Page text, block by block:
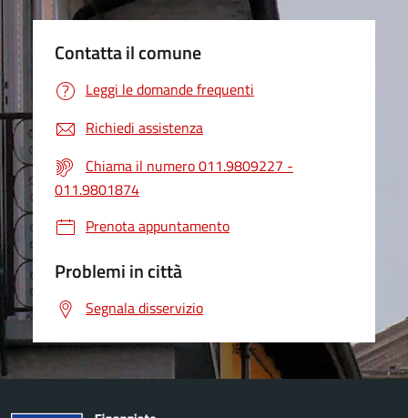
Contatta il comune
Leggi le domande frequenti
Richiedi assistenza
Chiama il numero 011.9809227 -
011.9801874
Prenota appuntamento
Problemi in città
Segnala disservizio